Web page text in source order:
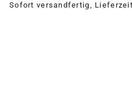
Sofort versandfertig,